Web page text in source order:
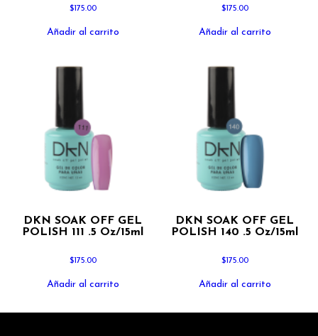
$ 175.00
Añadir al carrito
$ 175.00
Añadir al carrito
DKN SOAK OFF GEL
POLISH 111 .5 Oz/15ml
$175.00
Añadir al carrito
DKN SOAK OFF GEL
POLISH 140 .5 Oz/15ml
$175.00
Añadir al carrito